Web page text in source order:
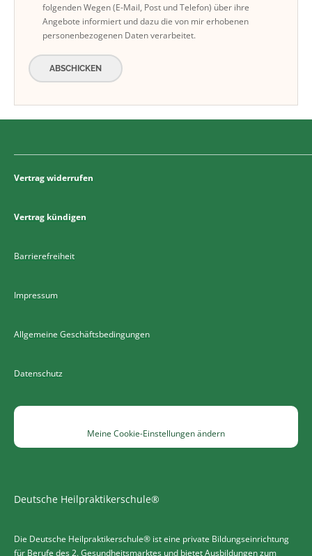
folgenden Wegen (E-Mail, Post und Telefon) über ihre
Angebote informiert und dazu die von mir erhobenen
personenbezogenen Daten verarbeitet.
ABSCHICKEN
Vertrag widerrufen
Vertrag kündigen
Barrierefreiheit
Impressum
Allgemeine Geschäftsbedingungen
Datenschutz
Meine Cookie-Einstellungen ändern
Deutsche Heilpraktikerschule®
Die Deutsche Heilpraktikerschule® ist eine private Bildungseinrichtung
für Berufe des 2. Gesundheitsmarktes und bietet Ausbildungen zum